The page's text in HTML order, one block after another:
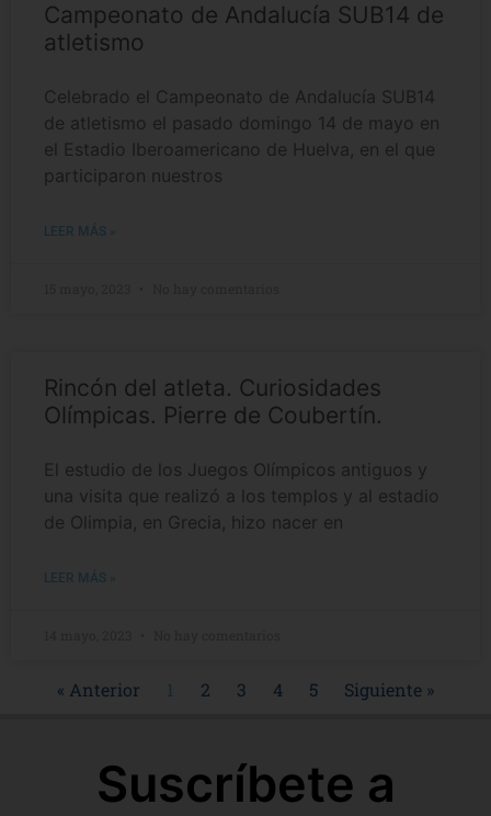
Campeonato de Andalucía SUB14 de
atletismo
Celebrado el Campeonato de Andalucía SUB14
de atletismo el pasado domingo 14 de mayo en
el Estadio Iberoamericano de Huelva, en el que
participaron nuestros
LEER MÁS »
Rincón del atleta. Curiosidades
Olímpicas. Pierre de Coubertín.
El estudio de los Juegos Olímpicos antiguos y
una visita que realizó a los templos y al estadio
de Olimpia, en Grecia, hizo nacer en
LEER MÁS »
« Anterior 1 2 3 4 5 Siguiente »
Suscríbete a